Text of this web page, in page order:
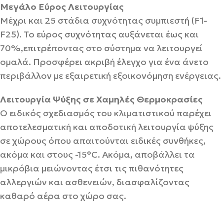
Μεγάλο Εύρος Λειτουργίας
Μέχρι και 25 στάδια συχνότητας συμπιεστή (F1-
F25). Το εύρος συχνότητας αυξάνεται έως και
70%,επιτρέποντας στο σύστημα να λειτουργεί
ομαλά. Προσφέρει ακριβή έλεγχο για ένα άνετο
περιβάλλον με εξαιρετική εξοικονόμηση ενέργειας.
Λειτουργία Ψύξης σε Χαμηλές Θερμοκρασίες
Ο ειδικός σχεδιασμός του κλιματιστικού παρέχει
αποτελεσματική και αποδοτική λειτουργία ψύξης
σε χώρους όπου απαιτούνται ειδικές συνθήκες,
ακόμα και στους -15°C. Ακόμα, αποβάλλει τα
μικρόβια μειώνοντας έτσι τις πιθανότητες
αλλεργιών και ασθενειών, διασφαλίζοντας
καθαρό αέρα στο χώρο σας.